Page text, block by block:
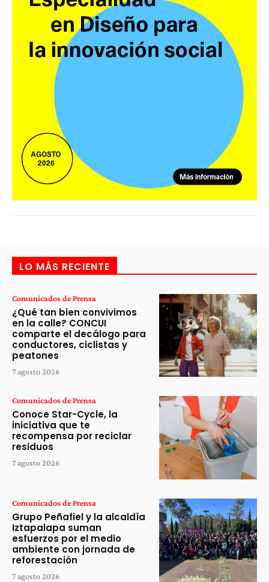
LO MÁS RECIENTE
Comunicados de Prensa
¿Qué tan bien convivimos
en la calle? CONCUI
comparte el decálogo para
conductores, ciclistas y
peatones
7 agosto 2026
Comunicados de Prensa
Conoce Star-Cycle, la
iniciativa que te
recompensa por reciclar
residuos
7 agosto 2026
Comunicados de Prensa
Grupo Peñafiel y la alcaldía
Iztapalapa suman
esfuerzos por el medio
ambiente con jornada de
reforestación
7 agosto 2026